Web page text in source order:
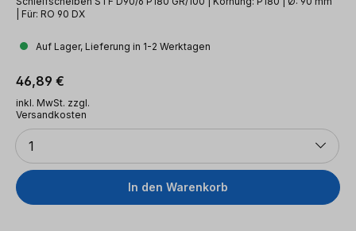
| Für: RO 90 DX
Auf Lager, Lieferung in 1-2 Werktagen
Regulärer Preis:
46,89 €
inkl. MwSt. zzgl.
Versandkosten
Anzahl
1
In den Warenkorb